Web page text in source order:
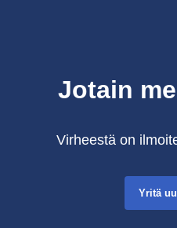
Jotain
Virheestä on
Yritä